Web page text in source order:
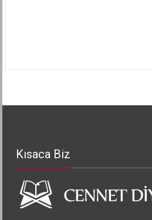
Kısaca Biz